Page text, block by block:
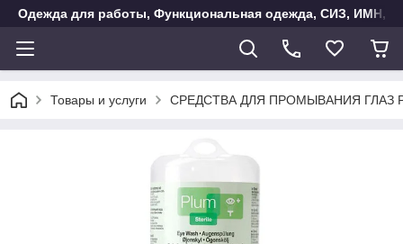
Одежда для работы, Функциональная одежда, СИЗ, ИМН,
Товары и услуги СРЕДСТВА ДЛЯ ПРОМЫВАНИЯ ГЛАЗ